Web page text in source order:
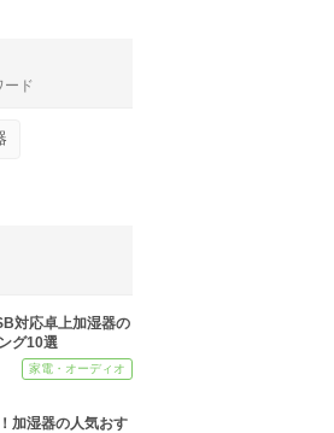
ード
対応卓上加湿器の
グ10選
家電・オーディオ
加湿器の人気おす